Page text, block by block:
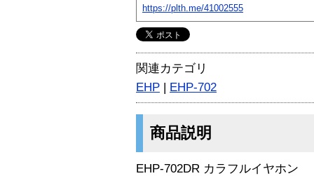
https://plth.me/41002555
関連カテゴリ
EHP | EHP-702
商品説明
EHP-702DR カラフルイヤホン